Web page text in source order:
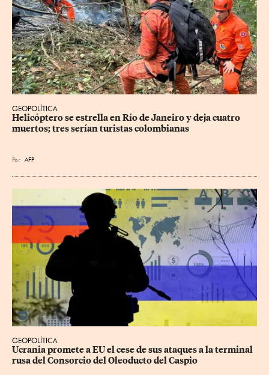
GEOPOLÍTICA
Helicóptero se estrella en Río de Janeiro y deja cuatro
muertos; tres serían turistas colombianas
Por AFP
GEOPOLÍTICA
Ucrania promete a EU el cese de sus ataques a la terminal
rusa del Consorcio del Oleoducto del Caspio